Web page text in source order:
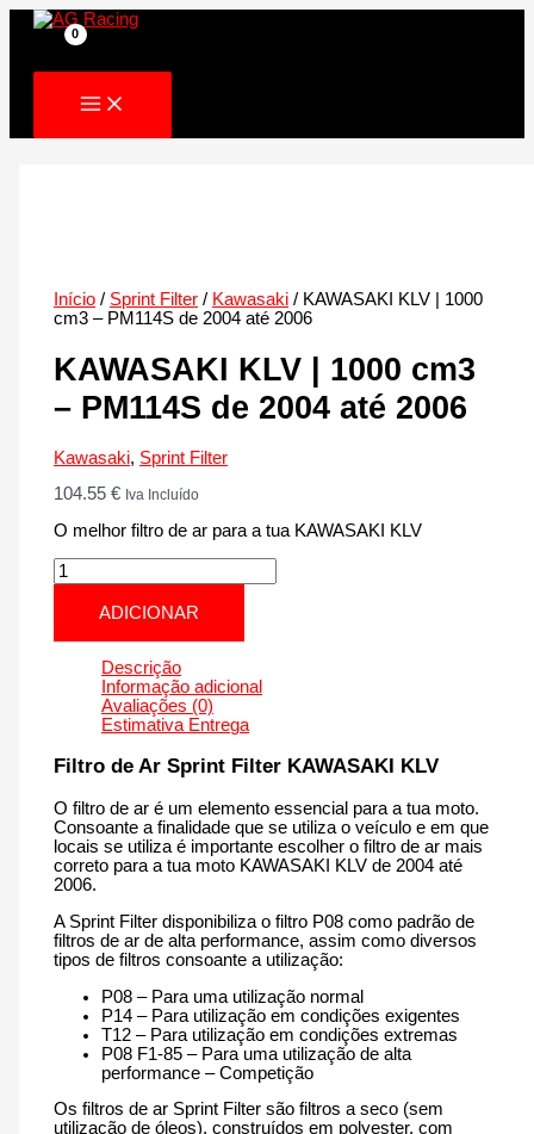
Skip
Início / Sprint Filter / Kawasaki / KAWASAKI KLV | 1000
cm3 – PM114S de 2004 até 2006
KAWASAKI KLV | 1000 cm3
– PM114S de 2004 até 2006
Kawasaki, Sprint Filter
104.55€ Iva Incluído
O melhor filtro de ar para a tua KAWASAKI KLV
Quantidade
de
KAWASAKI
|
PM114S
2004
até
ADICIONAR
Descrição
Informação adicional
Avaliações (0)
Estimativa Entrega
Filtro de Ar Sprint Filter KAWASAKI KLV
O filtro de ar é um elemento essencial para a tua moto.
Consoante a finalidade que se utiliza o veículo e em que
locais se utiliza é importante escolher o filtro de ar mais
correto para a tua moto KAWASAKI KLV de 2004 até
2006.
A Sprint Filter disponibiliza o filtro P08 como padrão de
filtros de ar de alta performance, assim como diversos
tipos de filtros consoante a utilização:
P08 – Para uma utilização normal
P14 – Para utilização em condições exigentes
T12 – Para utilização em condições extremas
P08 F1-85 – Para uma utilização de alta
performance – Competição
Os filtros de ar Sprint Filter são filtros a seco (sem
utilização de óleos), construídos em polyester, com